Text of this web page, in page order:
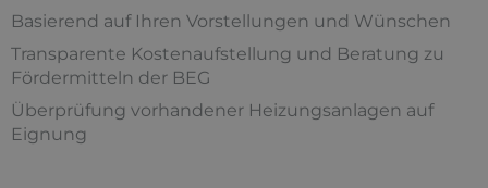
Basierend auf Ihren Vorstellungen und Wünschen
Transparente Kostenaufstellung und Beratung zu
Fördermitteln der BEG
Überprüfung vorhandener Heizungsanlagen auf
Eignung